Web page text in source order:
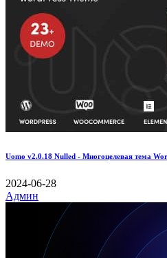
Uomo v2.0.18 Nulled - Многоцелевая тема
2024-06-28
Админ